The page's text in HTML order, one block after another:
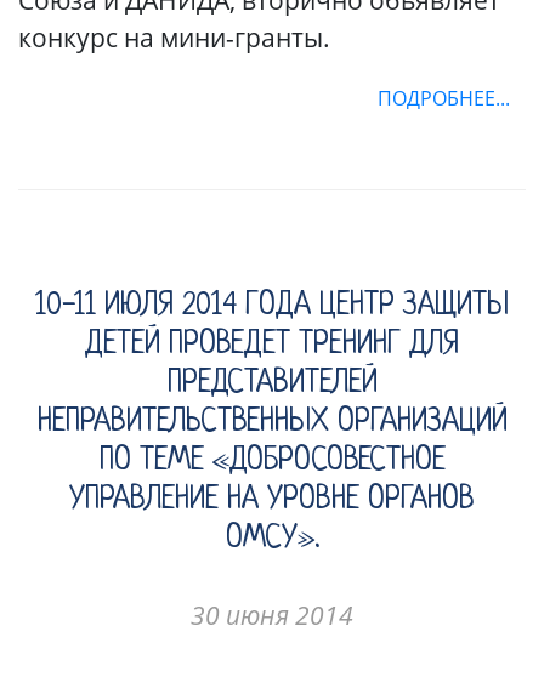
конкурс на мини-гранты.
ПОДРОБНЕЕ...
10-11 ИЮЛЯ 2014 ГОДА ЦЕНТР ЗАЩИТЫ
ДЕТЕЙ ПРОВЕДЕТ ТРЕНИНГ ДЛЯ
ПРЕДСТАВИТЕЛЕЙ
НЕПРАВИТЕЛЬСТВЕННЫХ ОРГАНИЗАЦИЙ
ПО ТЕМЕ «ДОБРОСОВЕСТНОЕ
УПРАВЛЕНИЕ НА УРОВНЕ ОРГАНОВ
ОМСУ».
30 июня 2014